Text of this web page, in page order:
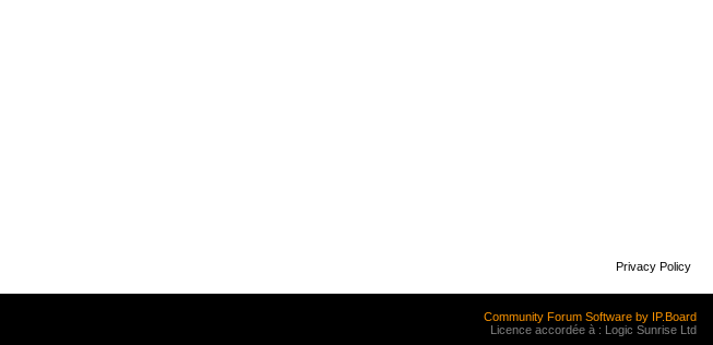
Privacy Policy
Community Forum Software by IP.Board
Licence accordée à : Logic Sunrise Ltd